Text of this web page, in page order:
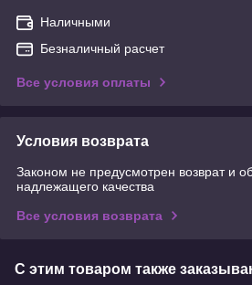
Наличными
Безналичный расчет
Все условия оплаты
Условия возврата
Законом не предусмотрен возврат и
надлежащего качества
Все условия возврата
С этим товаром также